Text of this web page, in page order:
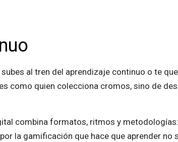
al tren del aprendizaje continuo o te
como quien colecciona cromos, sino de
combina formatos, ritmos y
la gamificación que hace que aprender no